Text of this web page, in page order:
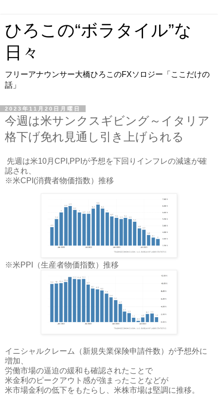
ひろこの“ボラタイル”な
日々
フリーアナウンサー大橋ひろこのFXソロジー「ここだけの
話」
2023年11月20日月曜日
今週は米サンクスギビング～イタリア
格下げ免れ見通し引き上げられる
先週は米10月CPI,PPIが予想を下回りインフレの減速が確
認され、
※米CPI(消費者物価指数）推移
※米PPI（生産者物価指数）推移
イニシャルクレーム（新規失業保険申請件数）が予想外に
増加、
労働市場の逼迫の緩和も確認されたことで
米金利のピークアウト感が強まったことなどが
米市場金利の低下をもたらし、米株市場は堅調に推移。